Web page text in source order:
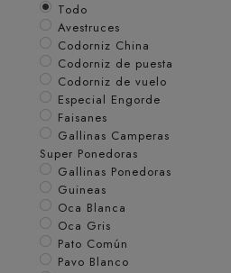
Todo
Avestruces
Codorniz China
Codorniz de puesta
Codorniz de vuelo
Especial Engorde
Faisanes
Gallinas Camperas
Super Ponedoras
Gallinas Ponedoras
Guineas
Oca Blanca
Oca Gris
Pato Común
Pavo Blanco